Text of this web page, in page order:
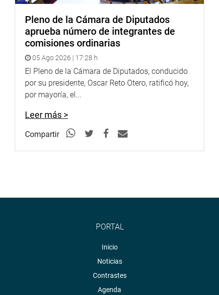
trabajadores a ese sector que sufrieron penas por
terrorismo y que hoy se encuentran en libertad. Reiteró
que se pida información a la ministra. (O/M/C)
PRENSA CONGRESO
15-8-17
http://www.congreso.gob.pe/
Pleno de la Cámara de Diputados
aprueba número de integrantes de
comisiones ordinarias
05 Ago 2026 | 17:28 h
El Pleno de la Cámara de Diputados, conducido
por su presidente, Oscar Reto Otero, ratificó hoy,
por mayoría, el...
Leer más >
Compartir
PORTAL
Inicio
Noticias
Contrastes
Agenda